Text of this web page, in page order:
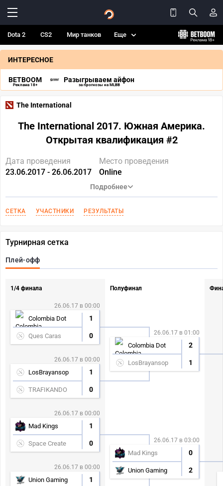
Dota 2 CS2 Мир танков Еще
ИНТЕРЕСНОЕ
BETBOOM
Реклама 18+
Разыгрываем айфон
за прогнозы на MLBB
The International
The International 2017. Южная Америка.
Открытая квалификация #2
Дата проведения
23.06.2017 - 26.06.2017
Место проведения
Online
Подробнее
СЕТКА УЧАСТНИКИ РЕЗУЛЬТАТЫ
Турнирная сетка
Плей-офф
1/4 финала
26.06.17 в 00:00
Colombia Dot 1
Ques Caras 0
26.06.17 в 00:00
LosBrayansop 1
TRAFIKANDO 0
26.06.17 в 00:00
Mad Kings 1
Space Create 0
26.06.17 в 00:00
Union Gaming 1
Полуфинал
26.06.17 в 01:00
Colombia Dot 2
LosBrayansop 1
26.06.17 в 03:00
Mad Kings 0
Union Gaming 2